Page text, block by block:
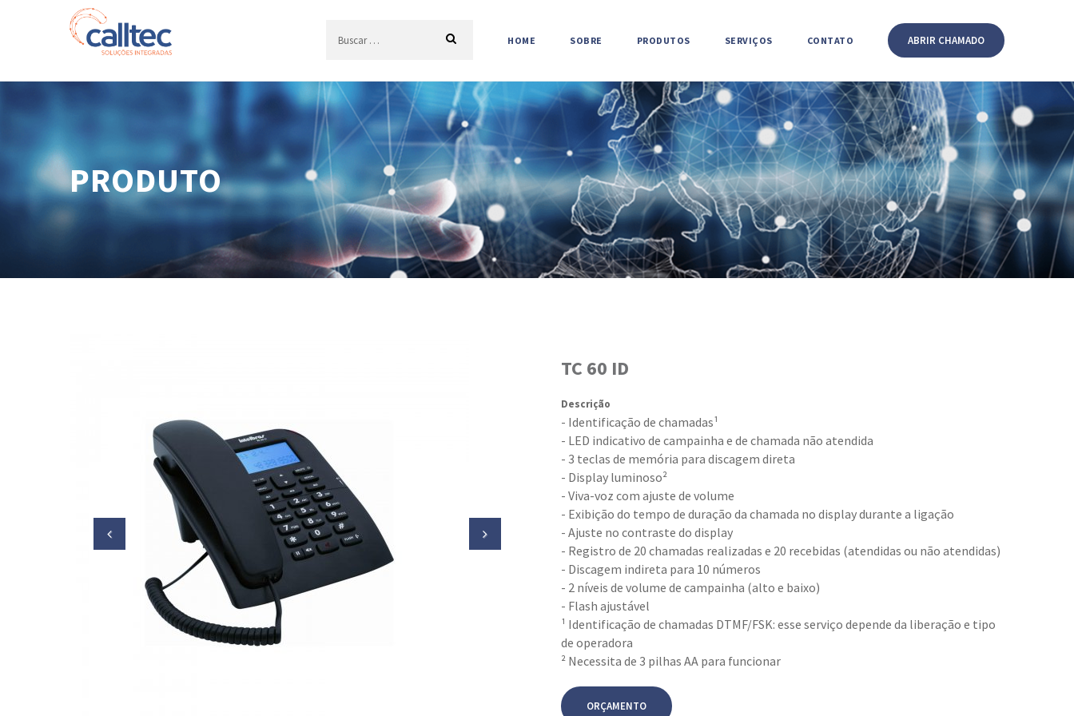
HOME SOBRE PRODUTOS SERVIÇOS CONTATO ABRIR CHAMADO
PRODUTO
TC 60 ID
Descrição
- Identificação de chamadas¹
- LED indicativo de campainha e de chamada não atendida
- 3 teclas de memória para discagem direta
- Display luminoso²
- Viva-voz com ajuste de volume
- Exibição do tempo de duração da chamada no display durante a ligação
- Ajuste no contraste do display
- Registro de 20 chamadas realizadas e 20 recebidas (atendidas ou não atendidas)
- Discagem indireta para 10 números
- 2 níveis de volume de campainha (alto e baixo)
- Flash ajustável
¹ Identificação de chamadas DTMF/FSK: esse serviço depende da liberação e tipo
de operadora
² Necessita de 3 pilhas AA para funcionar
ORÇAMENTO